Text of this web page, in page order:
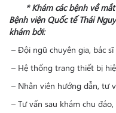
* Khám các bệnh về
Bệnh viện Quốc tế Thái
khám bởi:
– Đội ngũ chuyên gia, bác
– Hệ thống trang thiết bị
– Nhân viên hướng dẫn, tư
– Tư vấn sau khám chu